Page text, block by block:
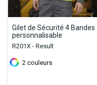
Gilet de Sécurité 4 Bandes
personnalisable
R201X - Result
2 couleurs